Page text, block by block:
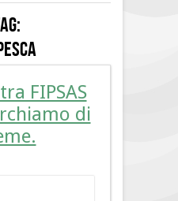
FIPSAS
di